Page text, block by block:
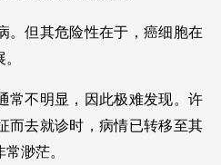
。但其危险性在于，癌细胞在
常不明显，因此极难发现。许
而去就诊时，病情已转移至其
渺茫。